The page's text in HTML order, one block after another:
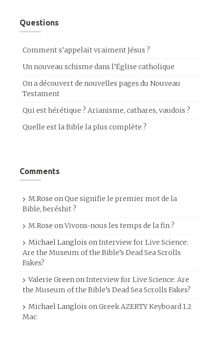
Questions
Comment s’appelait vraiment Jésus ?
Un nouveau schisme dans l’Église catholique
On a découvert de nouvelles pages du Nouveau
Testament
Qui est hérétique ? Arianisme, cathares, vaudois ?
Quelle est la Bible la plus complète ?
Comments
M.Rose onQue signifie le premier mot de la
Bible, beréshit ?
M.Rose onVivons-nous les temps de la fin ?
Michael Langlois onInterview for Live Science:
Are the Museum of the Bible’s Dead Sea Scrolls
Fakes?
Valerie GreenonInterview for Live Science: Are
the Museum of the Bible’s Dead Sea Scrolls Fakes?
Michael Langlois onGreek AZERTY Keyboard 1.2
Mac